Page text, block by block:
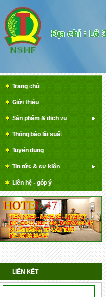
Trang chủ
Giới thiệu
Sản phẩm & dịch vụ
Thông báo lãi suất
Tuyển dụng
Tin tức & sự kiện
Liên hệ - góp ý
LIÊN KẾT